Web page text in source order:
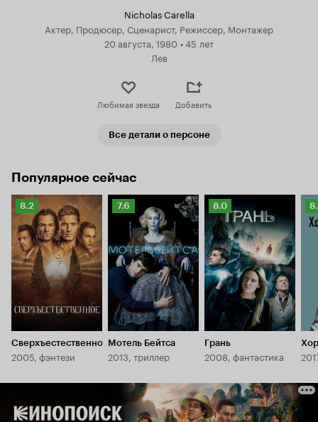
Nicholas Carella
Актер, Продюсер, Сценарист, Режиссер, Монтажер
20 августа, 1980 •45 лет
Лев
Любимая звезда Добавить
Все детали о персоне
Популярное сейчас
Рейтинг
Кинопоиска
8.2
8.2
Сверхъестественное
2005, фэнтези
Рейтинг
Кинопоиска
7.6
Мотель Бейтса
2013, триллер
Рейтинг
Кинопоиска
8.0
8.0
Грань
2008, фантастика